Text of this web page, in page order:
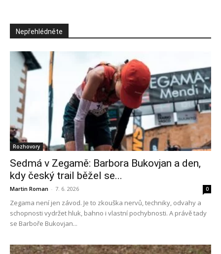
Nepřehlédněte
Rozhovory
Sedmá v Zegamě: Barbora Bukovjan a den,
kdy český trail běžel se...
Martin Roman - 7. 6. 2026 0
Zegama není jen závod. Je to zkouška nervů, techniky, odvahy a
schopnosti vydržet hluk, bahno i vlastní pochybnosti. A právě tady
se Barboře Bukovjan...